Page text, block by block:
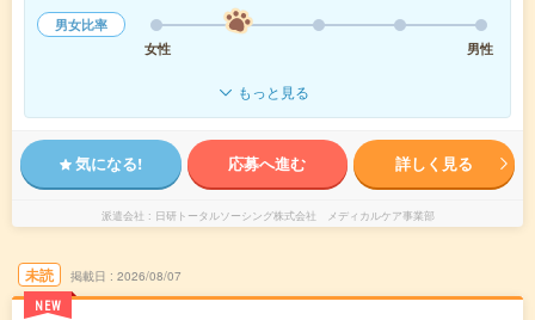
男女比率
女性
男性
もっと見る
気になる! 応募へ進む 詳しく見る
派遣会社 日研トータルソーシング株式会社 メディカルケア事業部
未読
NEW
掲載日 2026/08/07